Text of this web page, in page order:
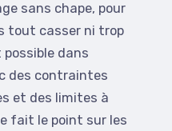
sans chape, pour
tout casser ni trop
possible dans
des contraintes
et des limites à
fait le point sur les